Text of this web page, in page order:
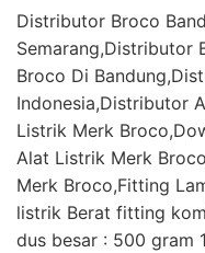
Distributor Broco
Semarang,Distributor
Broco Di
Indonesia,Distributor
Listrik Merk
Alat Listrik Merk
Merk Broco,Fitting
listrik Berat fitting
dus besar : 500 gram